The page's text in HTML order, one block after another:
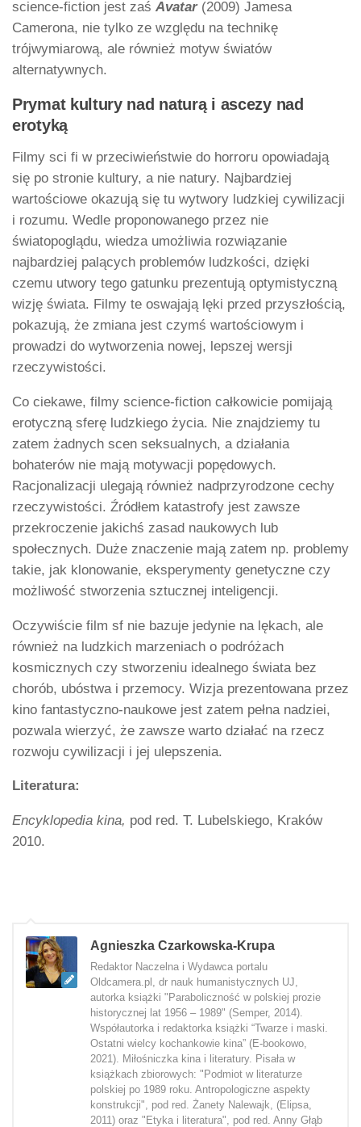
science-fiction jest zaś Avatar (2009) Jamesa
Camerona, nie tylko ze względu na technikę
trójwymiarową, ale również motyw światów
alternatywnych.
Prymat kultury nad naturą i ascezy nad
erotyką
Filmy sci fi w przeciwieństwie do horroru opowiadają
się po stronie kultury, a nie natury. Najbardziej
wartościowe okazują się tu wytwory ludzkiej cywilizacji
i rozumu. Wedle proponowanego przez nie
światopoglądu, wiedza umożliwia rozwiązanie
najbardziej palących problemów ludzkości, dzięki
czemu utwory tego gatunku prezentują optymistyczną
wizję świata. Filmy te oswajają lęki przed przyszłością,
pokazują, że zmiana jest czymś wartościowym i
prowadzi do wytworzenia nowej, lepszej wersji
rzeczywistości.
Co ciekawe, filmy science-fiction całkowicie pomijają
erotyczną sferę ludzkiego życia. Nie znajdziemy tu
zatem żadnych scen seksualnych, a działania
bohaterów nie mają motywacji popędowych.
Racjonalizacji ulegają również nadprzyrodzone cechy
rzeczywistości. Źródłem katastrofy jest zawsze
przekroczenie jakichś zasad naukowych lub
społecznych. Duże znaczenie mają zatem np. problemy
takie, jak klonowanie, eksperymenty genetyczne czy
możliwość stworzenia sztucznej inteligencji.
Oczywiście film sf nie bazuje jedynie na lękach, ale
również na ludzkich marzeniach o podróżach
kosmicznych czy stworzeniu idealnego świata bez
chorób, ubóstwa i przemocy. Wizja prezentowana przez
kino fantastyczno-naukowe jest zatem pełna nadziei,
pozwala wierzyć, że zawsze warto działać na rzecz
rozwoju cywilizacji i jej ulepszenia.
Literatura:
Encyklopedia kina, pod red. T. Lubelskiego, Kraków
2010.
Agnieszka Czarkowska-Krupa
Redaktor Naczelna i Wydawca portalu
Oldcamera.pl, dr nauk humanistycznych UJ,
autorka książki "Paraboliczność w polskiej prozie
historycznej lat 1956 – 1989" (Semper, 2014).
Współautorka i redaktorka książki “Twarze i maski.
Ostatni wielcy kochankowie kina” (E-bookowo,
2021). Miłośniczka kina i literatury. Pisała w
książkach zbiorowych: "Podmiot w literaturze
polskiej po 1989 roku. Antropologiczne aspekty
konstrukcji", pod red. Żanety Nalewajk, (Elipsa,
2011) oraz "Etyka i literatura", pod red. Anny Głąb